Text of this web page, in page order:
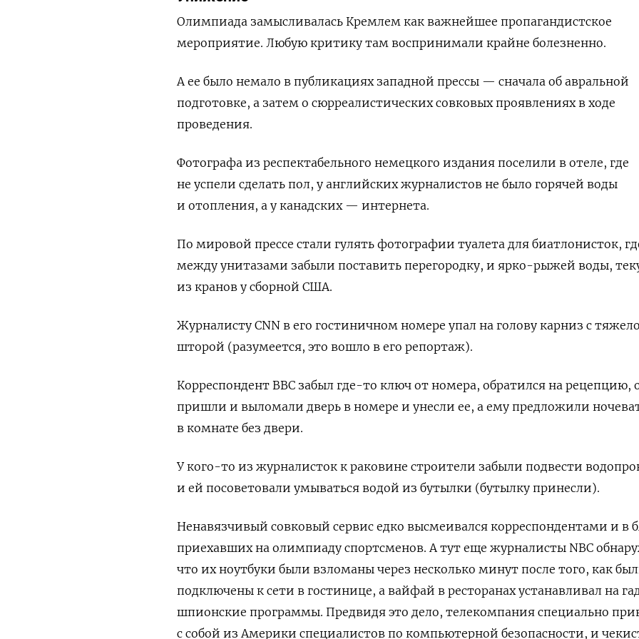
Олимпиада замысливалась Кремлем как важнейшее пропагандистское
мероприятие. Любую критику там воспринимали крайне болезненно.
А ее было немало в публикациях западной прессы — сначала об авральной
подготовке, а затем о сюрреалистических совковых проявлениях в ходе
проведения.
Фотографа из респектабельного немецкого издания поселили в отеле, где
не успели сделать пол, у английских журналистов не было горячей воды
и отопления, а у канадских — интернета.
По мировой прессе стали гулять фотографии туалета для биатлонисток,
между унитазами забыли поставить перегородку, и ярко-рыжей воды,
из кранов у сборной США.
Журналисту CNN в его гостиничном номере упал на голову карниз с
шторой (разумеется, это вошло в его репортаж).
Корреспондент ВВС забыл где-то ключ от номера, обратился на рецепцию,
пришли и выломали дверь в номере и унесли ее, а ему предложили
в комнате без двери.
У кого-то из журналисток к раковине строители забыли подвести
и ей посоветовали умываться водой из бутылки (бутылку принесли).
Ненавязчивый совковый сервис едко высмеивался корреспондентами и в
приехавших на олимпиаду спортсменов. А тут еще журналисты NBC
что их ноутбуки были взломаны через несколько минут после того, как
подключены к сети в гостинице, а вайфай в ресторанах устанавливал на
шпионские программы. Предвидя это дело, телекомпания специально
с собой из Америки специалистов по компьютерной безопасности, и